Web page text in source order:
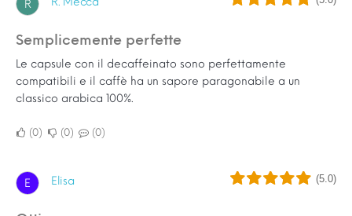
R
Semplicemente perfette
Le capsule con il decaffeinato sono perfettamente
compatibili e il caffè ha un sapore paragonabile a un
classico arabica 100%.
0 0 0
E Elisa (5.0)